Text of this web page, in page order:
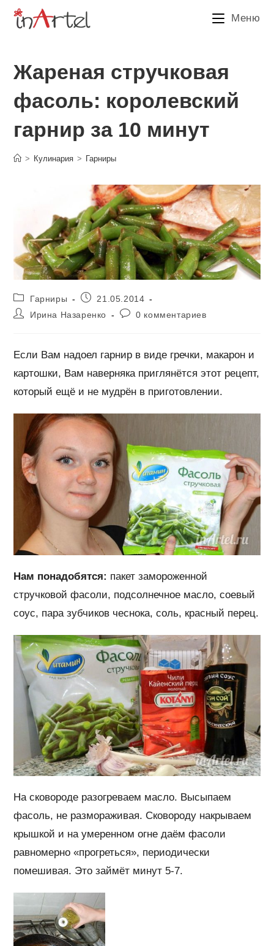
Перейти
Меню
Жареная стручковая
фасоль: королевский
гарнир за 10 минут
> Кулинария > Гарниры
Рубрика
записи:
Гарниры
Запись
опубликована:
21.05.2014
АвторИрина Назаренко
Комментарии
0 комментариев
Если Вам надоел гарнир в виде гречки, макарон и
картошки, Вам наверняка приглянётся этот рецепт,
который ещё и не мудрён в приготовлении.
Нам понадобятся: пакет замороженной
стручковой фасоли, подсолнечное масло, соевый
соус, пара зубчиков чеснока, соль, красный перец.
На сковороде разогреваем масло. Высыпаем
фасоль, не размораживая. Сковороду накрываем
крышкой и на умеренном огне даём фасоли
равномерно «прогреться», периодически
помешивая. Это займёт минут 5-7.